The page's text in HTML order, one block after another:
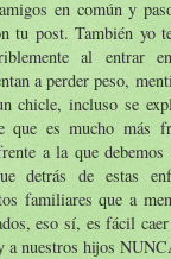
en común y
tu post. También yo
al entrar
a perder peso,
chicle, incluso se
que es mucho más
a la que
detrás de estas
familiares que a
eso sí, es fácil
a nuestros hijos